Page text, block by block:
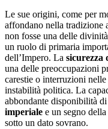
Le sue origini, come per
affondano nella tradizione
non fosse una delle
un ruolo di primaria
dell’Impero. La sicurezza
una delle preoccupazioni
carestie o interruzioni
instabilità politica. La
abbondante disponibilità
imperiale e un segno della
sotto un dato sovrano.